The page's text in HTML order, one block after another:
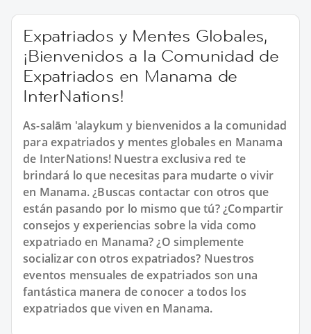
Expatriados y Mentes Globales,
¡Bienvenidos a la Comunidad de
Expatriados en Manama de
InterNations!
As-salām 'alaykum y bienvenidos a la comunidad
para expatriados y mentes globales en Manama
de InterNations! Nuestra exclusiva red te
brindará lo que necesitas para mudarte o vivir
en Manama. ¿Buscas contactar con otros que
están pasando por lo mismo que tú? ¿Compartir
consejos y experiencias sobre la vida como
expatriado en Manama? ¿O simplemente
socializar con otros expatriados? Nuestros
eventos mensuales de expatriados son una
fantástica manera de conocer a todos los
expatriados que viven en Manama.